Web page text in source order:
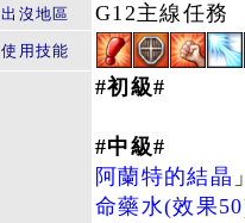
出沒地區 G12主線任務
使用技能
#初級#
#中級#
阿蘭特的結晶
命藥水(效果